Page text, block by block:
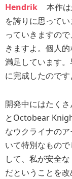
Hendrik
本作
を誇りに思って
っていきますの
きますよ。個人
満足しています
に完成したのです
開発中にはたく
とOctobear
なウクライナの
いて特別なもの
して、私が安全
だということを改